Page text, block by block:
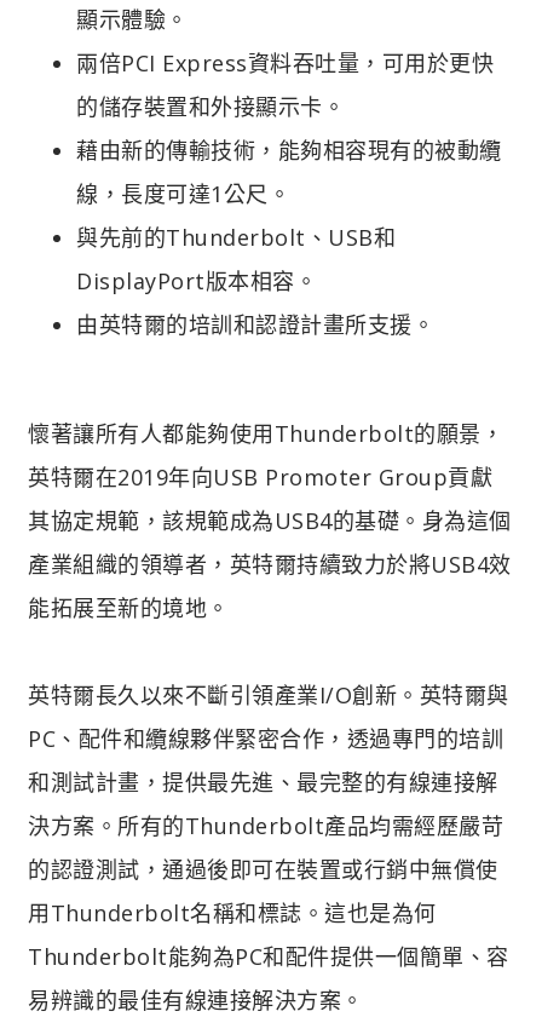
顯示體驗。
兩倍PCI Express資料吞吐量，可用於更快
的儲存裝置和外接顯示卡。
藉由新的傳輸技術，能夠相容現有的被動纜
線，長度可達1公尺。
與先前的Thunderbolt、USB和
DisplayPort版本相容。
由英特爾的培訓和認證計畫所支援。
懷著讓所有人都能夠使用Thunderbolt的願景，
英特爾在2019年向USB Promoter Group貢獻
其協定規範，該規範成為USB4的基礎。身為這個
產業組織的領導者，英特爾持續致力於將USB4效
能拓展至新的境地。
英特爾長久以來不斷引領產業I/O創新。英特爾與
PC、配件和纜線夥伴緊密合作，透過專門的培訓
和測試計畫，提供最先進、最完整的有線連接解
決方案。所有的Thunderbolt產品均需經歷嚴苛
的認證測試，通過後即可在裝置或行銷中無償使
用Thunderbolt名稱和標誌。這也是為何
Thunderbolt能夠為PC和配件提供一個簡單、容
易辨識的最佳有線連接解決方案。